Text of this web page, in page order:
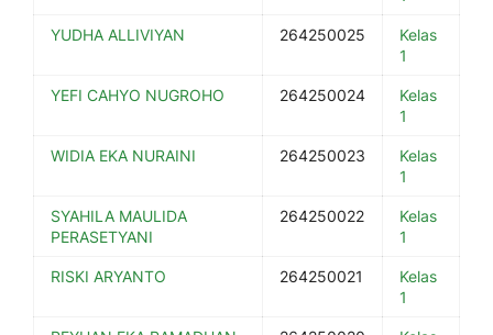
YUDHA ALLIVIYAN 264250025
Kelas
1
YEFI CAHYO NUGROHO 264250024
Kelas
1
WIDIA EKA NURAINI 264250023
Kelas
1
SYAHILA MAULIDA
PERASETYANI
264250022
Kelas
1
RISKI ARYANTO 264250021
Kelas
1